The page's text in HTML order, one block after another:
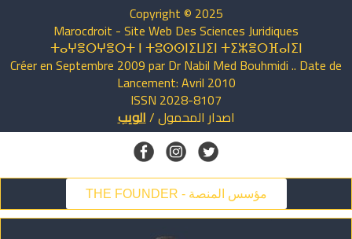
Copyright © 2025
Marocdroit - Site Web Des Sciences Juridiques
ⵜⴰⵖⴻⵔⵖⴻⵔⵜ ⵏ ⵜⵓⵙⵙⵏⵉⵡⵉⵏ ⵜⵉⵣⴻⵔⴼⴰⵏⵉⵏ
Créer en Septembre 2009 par Dr Nabil Med Bouhmidi .. Date de
Lancement: Avril 2010
ISSN 2028-8107
اصدار المحمول/الويب
THE FOUNDER - مؤسس المنصة